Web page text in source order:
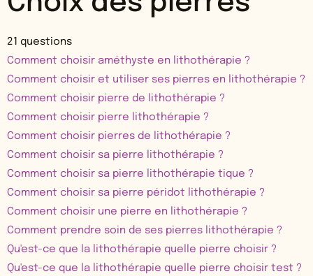
21 questions
Comment choisir améthyste en lithothérapie ?
Comment choisir et utiliser ses pierres en lithothérapie ?
Comment choisir pierre de lithothérapie ?
Comment choisir pierre lithothérapie ?
Comment choisir pierres de lithothérapie ?
Comment choisir sa pierre lithothérapie ?
Comment choisir sa pierre lithothérapie tique ?
Comment choisir sa pierre péridot lithothérapie ?
Comment choisir une pierre en lithothérapie ?
Comment prendre soin de ses pierres lithothérapie ?
Qu'est-ce que la lithothérapie quelle pierre choisir ?
Qu'est-ce que la lithothérapie quelle pierre choisir test ?